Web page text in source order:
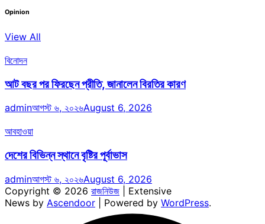
Opinion
View All
বিনোদন
আট বছর পর ফিরছেন প্রীতি, জানালেন বিরতির কারণ
adminআগস্ট ৬, ২০২৬August 6, 2026
আবহাওয়া
দেশের বিভিন্ন স্থানে বৃষ্টির পূর্বাভাস
adminআগস্ট ৬, ২০২৬August 6, 2026
Copyright © 2026 রাজনিউজ | Extensive
News by Ascendoor | Powered by WordPress.